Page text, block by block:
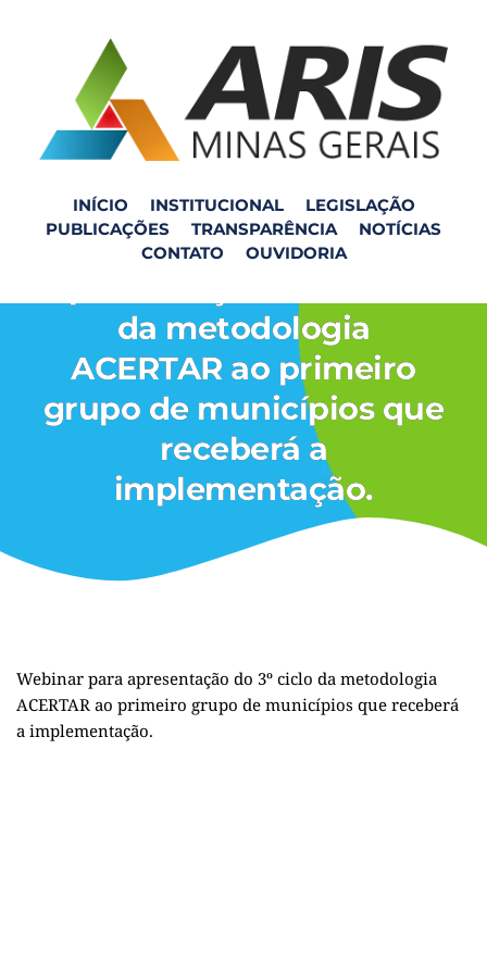
INÍCIO INSTITUCIONAL
LEGISLAÇÃO
PUBLICAÇÕES
TRANSPARÊNCIA
NOTÍCIAS
CONTATO
OUVIDORIA
Webinar para
da metodologia
ACERTAR ao primeiro
grupo de municípios que
receberá a
implementação.
Webinar para apresentação do 3º ciclo da metodologia
ACERTAR ao primeiro grupo de municípios que receberá
a implementação.